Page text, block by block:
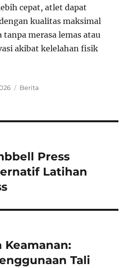
cepat, atlet dapat
kualitas maksimal
tanpa merasa lemas atau
akibat kelelahan fisik
Categories
Berita
Press
Latihan
Tali